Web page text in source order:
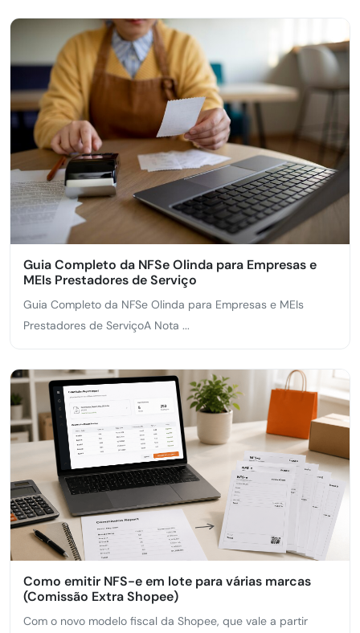
Guia Completo da NFSe Olinda para Empresas e
MEIs Prestadores de Serviço
Guia Completo da NFSe Olinda para Empresas e MEIs
Prestadores de ServiçoA Nota ...
Como emitir NFS-e em lote para várias marcas
(Comissão Extra Shopee)
Com o novo modelo fiscal da Shopee, que vale a partir